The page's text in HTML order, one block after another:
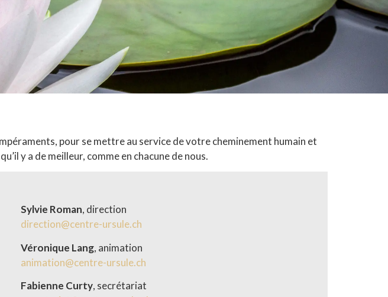
pour se mettre au service de votre cheminement humain et
y a de meilleur, comme en chacune de nous.
Sylvie Roman, direction
direction@centre-ursule.ch
Véronique Lang, animation
animation@centre-ursule.ch
Fabienne Curty, secrétariat